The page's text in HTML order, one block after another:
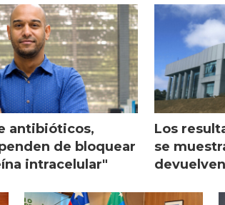
antibióticos,
de bloquear
intracelular"
Los
se